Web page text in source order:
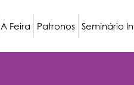
A Feira Patronos Seminário